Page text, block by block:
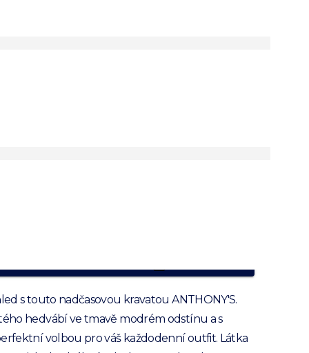
s touto nadčasovou kravatou ANTHONY'S.
hedvábí ve tmavě modrém odstínu a s
volbou pro váš každodenní outfit. Látka